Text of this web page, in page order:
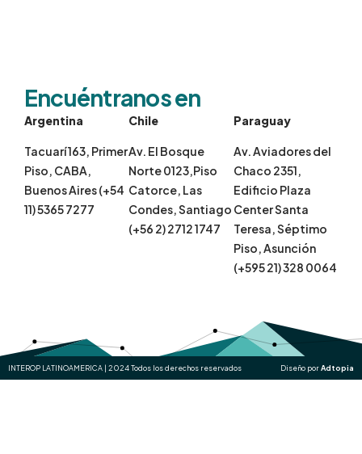
Encuéntranos en
Argentina
Tacuarí 163, Primer
Piso, CABA,
Buenos Aires (+54
11) 5365 7277
Chile
Av. El Bosque
Norte 0123,Piso
Catorce, Las
Condes, Santiago
(+56 2) 2712 1747
Paraguay
Av. Aviadores del
Chaco 2351,
Edificio Plaza
Center Santa
Teresa, Séptimo
Piso, Asunción
(+595 21) 328 0064
INTEROP LATINOAMERICA | 2024 Todos los derechos reservados Diseño porAdtopia